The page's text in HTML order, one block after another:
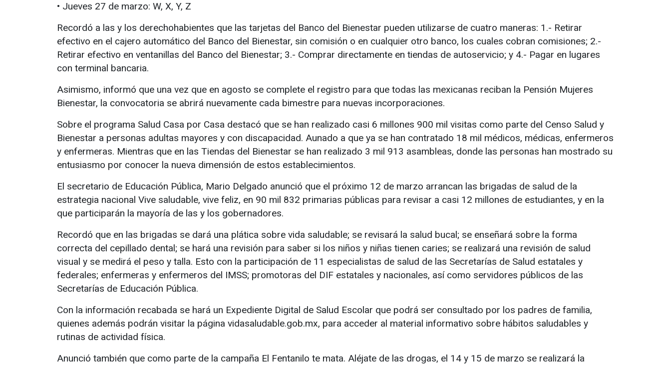
• Jueves 27 de marzo: W, X, Y, Z
Recordó a las y los derechohabientes que las tarjetas del Banco del Bienestar pueden utilizarse de cuatro maneras: 1.- Retirar
efectivo en el cajero automático del Banco del Bienestar, sin comisión o en cualquier otro banco, los cuales cobran comisiones; 2.-
Retirar efectivo en ventanillas del Banco del Bienestar; 3.- Comprar directamente en tiendas de autoservicio; y 4.- Pagar en lugares
con terminal bancaria.
Asimismo, informó que una vez que en agosto se complete el registro para que todas las mexicanas reciban la Pensión Mujeres
Bienestar, la convocatoria se abrirá nuevamente cada bimestre para nuevas incorporaciones.
Sobre el programa Salud Casa por Casa destacó que se han realizado casi 6 millones 900 mil visitas como parte del Censo Salud y
Bienestar a personas adultas mayores y con discapacidad. Aunado a que ya se han contratado 18 mil médicos, médicas, enfermeros
y enfermeras. Mientras que en las Tiendas del Bienestar se han realizado 3 mil 913 asambleas, donde las personas han mostrado su
entusiasmo por conocer la nueva dimensión de estos establecimientos.
El secretario de Educación Pública, Mario Delgado anunció que el próximo 12 de marzo arrancan las brigadas de salud de la
estrategia nacional Vive saludable, vive feliz, en 90 mil 832 primarias públicas para revisar a casi 12 millones de estudiantes, y en la
que participarán la mayoría de las y los gobernadores.
Recordó que en las brigadas se dará una plática sobre vida saludable; se revisará la salud bucal; se enseñará sobre la forma
correcta del cepillado dental; se hará una revisión para saber si los niños y niñas tienen caries; se realizará una revisión de salud
visual y se medirá el peso y talla. Esto con la participación de 11 especialistas de salud de las Secretarías de Salud estatales y
federales; enfermeras y enfermeros del IMSS; promotoras del DIF estatales y nacionales, así como servidores públicos de las
Secretarías de Educación Pública.
Con la información recabada se hará un Expediente Digital de Salud Escolar que podrá ser consultado por los padres de familia,
quienes además podrán visitar la página vidasaludable.gob.mx, para acceder al material informativo sobre hábitos saludables y
rutinas de actividad física.
Anunció también que como parte de la campaña El Fentanilo te mata. Aléjate de las drogas, el 14 y 15 de marzo se realizará la